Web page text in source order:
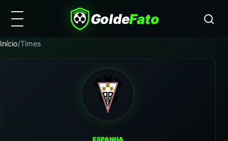
GoldeFato
Início/Times
ESPANHA